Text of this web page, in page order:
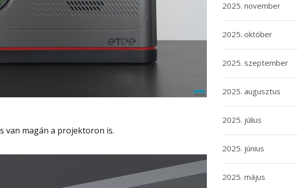
van magán a projektoron is.
2025. november
2025. október
2025. szeptember
2025. augusztus
2025. július
2025. június
2025. május